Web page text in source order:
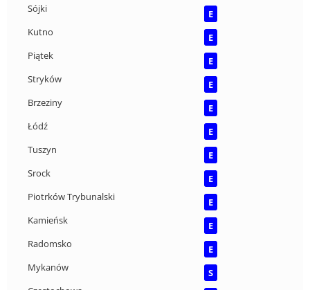
Sójki
E
Kutno
E
Piątek
E
Stryków
E
Brzeziny
E
Łódź
E
Tuszyn
E
Srock
E
Piotrków Trybunalski
E
Kamieńsk
E
Radomsko
E
Mykanów
S